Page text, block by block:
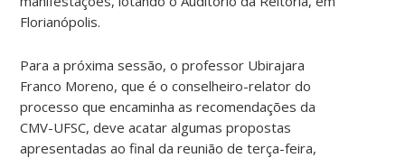
Florianópolis.
Para a próxima sessão, o professor Ubirajara
Franco Moreno, que é o conselheiro-relator do
processo que encaminha as recomendações da
CMV-UFSC, deve acatar algumas propostas
apresentadas ao final da reunião de terça-feira,